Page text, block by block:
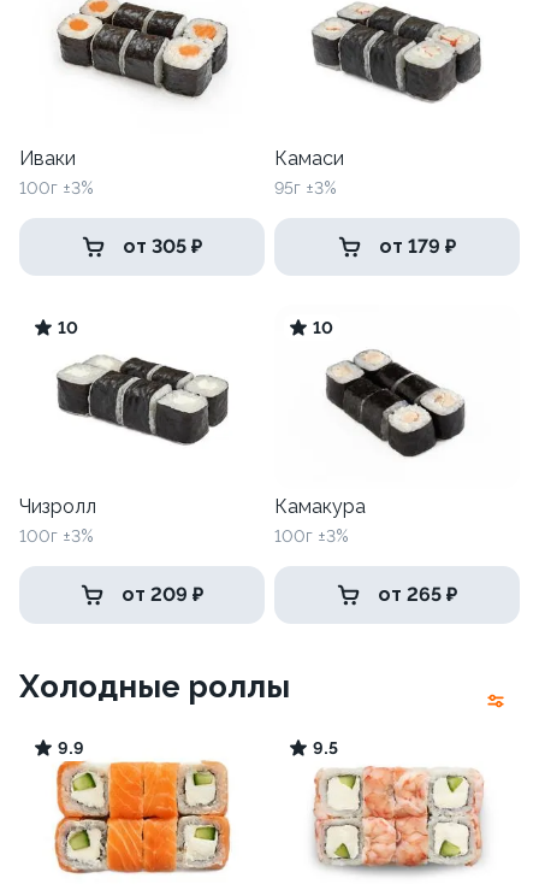
Иваки
100г ±3%
от 305 ₽
Камаси
95г ±3%
от 179 ₽
10
Чизролл
100г ±3%
от 209 ₽
10
Камакура
100г ±3%
от 265 ₽
Холодные роллы
9.9 9.5